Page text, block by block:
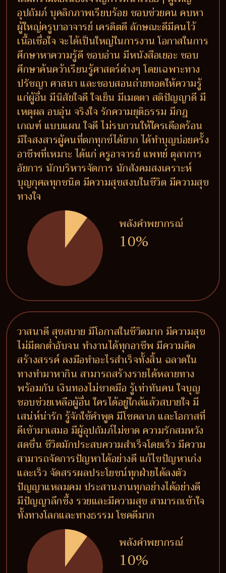
อุปถัมภ์ บุคลิกภาพเรียบร้อย ชอบช่วยคน คบหา
ผู้ใหญ่ครูบาอาจารย์ เครดิตดี ลักษณะดีมีคนไว้
เนื้อเชื่อใจ จะได้เป็นใหญ่ในการงาน โอกาสในการ
ศึกษาหาความรู้ดี ชอบอ่าน มีหนังสือเยอะ ชอบ
ศึกษาค้นคว้าเรียนรู้ศาสตร์ต่างๆ โดยเฉพาะทาง
ปรัชญา ศาสนา และชอบสอนถ่ายทอดให้ความรู้
แก่ผู้อื่น มีนิสัยใจดี ใจเย็น มีเมตตา สติปัญญาดี มี
เหตุผล อบอุ่น จริงใจ รักความยุติธรรม มีกฎ
เกณฑ์ แบบแผน ใจดี ไม่รบกวนให้ใครเดือดร้อน
มีใจสงสารผู้คนที่ตกทุกข์ได้ยาก ได้ทำบุญบ่อยครั้ง
อาชีพที่เหมาะ ได้แก่ ครูอาจารย์ แพทย์ ตุลาการ
อัยการ นักบริหารจัดการ นักสังคมสงเคราะห์
บุญกุศลทุกชนิด มีความสุขสงบในชีวิต มีความสุข
ทางใจ
พลังคำพยากรณ์
10%
วาสนาดี สุขสบาย มีโอกาสในชีวิตมาก มีความสุข
ไม่มีตกต่ำอับจน ทำงานได้ทุกอาชีพ มีความคิด
สร้างสรรค์ ลงมือทำอะไรสำเร็จทั้งสิ้น ฉลาดใน
ทางทำมาหากิน สามารถสร้างรายได้หลายทาง
พร้อมกัน เงินทองไม่ขาดมือ รู้เท่าทันคน ใจบุญ
ชอบช่วยเหลือผู้อื่น ใครได้อยู่ใกล้แล้วสบายใจ มี
เสน่ห์น่ารัก รู้จักใช้คำพูด มีโชคลาภ และโอกาสที่
ดีเข้ามาเสมอ มีผู้อุปถัมภ์ไม่ขาด ความรักสมหวัง
สดชื่น ชีวิตมักประสบความสำเร็จโดยเร็ว มีความ
สามารถจัดการปัญหาได้อย่างดี แก้ไขปัญหาเก่ง
และเร็ว จัดสรรผลประโยชน์ทุกฝ่ายได้ลงตัว
ปัญญาแหลมคม ประสานงานทุกอย่างได้อย่างดี
มีปัญญาลึกซึ้ง รวยและมีความสุข สามารถเข้าใจ
ทั้งทางโลกและทางธรรม โชคดีมาก
พลังคำพยากรณ์
10%